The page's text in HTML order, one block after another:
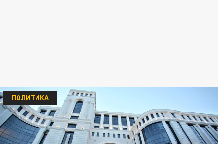
ПОЛИТИКА